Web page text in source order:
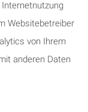
Websitebetreiber
von Ihrem
anderen Daten